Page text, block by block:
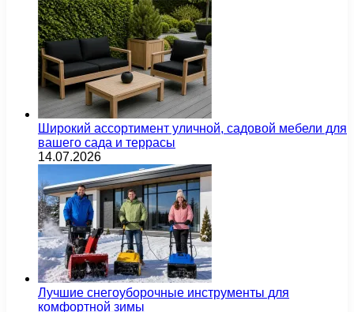
Широкий ассортимент уличной, садовой мебели для
вашего сада и террасы
14.07.2026
Лучшие снегоуборочные инструменты для
комфортной зимы